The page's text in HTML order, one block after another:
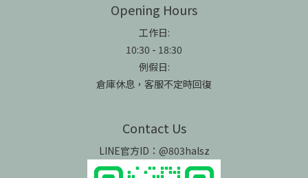
Opening Hours
工作日:
10:30 - 18:30
例假日:
倉庫休息，客服不定時回復
Contact Us
LINE官方ID：@803halsz